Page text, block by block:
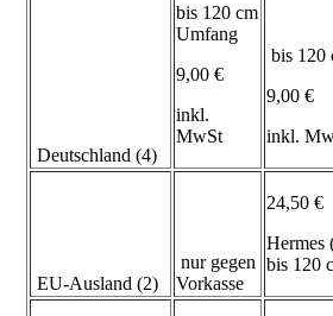
Deutschland (4)
bis 120 cm
Umfang
9,00 €
inkl.
MwSt
bis 120
9,00 €
inkl.
EU-Ausland (2)
nur gegen
Vorkasse
24,50 €
Hermes
bis 120